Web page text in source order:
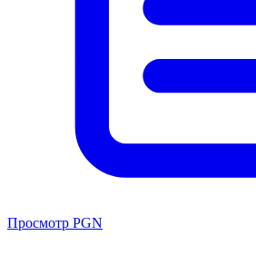
Просмотр PGN